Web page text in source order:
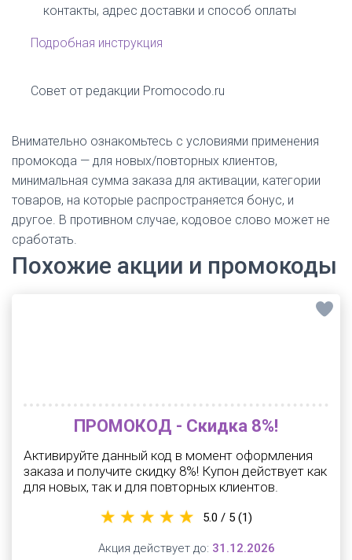
контакты, адрес доставки и способ оплаты
Подробная инструкция
Совет от редакции Promocodo.ru
Внимательно ознакомьтесь с условиями применения
промокода — для новых/повторных клиентов,
минимальная сумма заказа для активации, категории
товаров, на которые распространяется бонус, и
другое. В противном случае, кодовое слово может не
сработать.
Похожие акции и промокоды
ПРОМОКОД - Скидка 8%!
Активируйте данный код в момент оформления
заказа и получите скидку 8%! Купон действует как
для новых, так и для повторных клиентов.
5.0 / 5 (1)
Акция действует до: 31.12.2026